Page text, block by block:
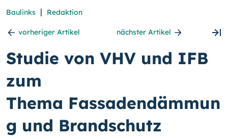
Baulinks | Redaktion
vorheriger Artikel nächster Artikel
Studie von VHV und IFB
zum
Thema Fassadendämmun
g und Brandschutz